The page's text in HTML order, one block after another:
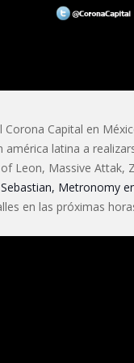
Capital en
latina a
Leon, Massive Attak,
Metronomy
en las próximas